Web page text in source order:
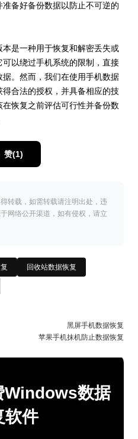
备好备份数据以防止不可逆的
是一种用于恢复和解密丢失或
以绕过手机系统的限制，直接
。然而，我们在使用手机数据
合法的授权，并具备相应的技
恢复之前评估可行性并备份数
赞(1)
转载，如需转载请注明出处，违
网络公开渠道，如有侵权，请立
回收站数据恢复
黑屏手机数据恢复
苹果手机抹机防止数据恢复
Windows数据
软件